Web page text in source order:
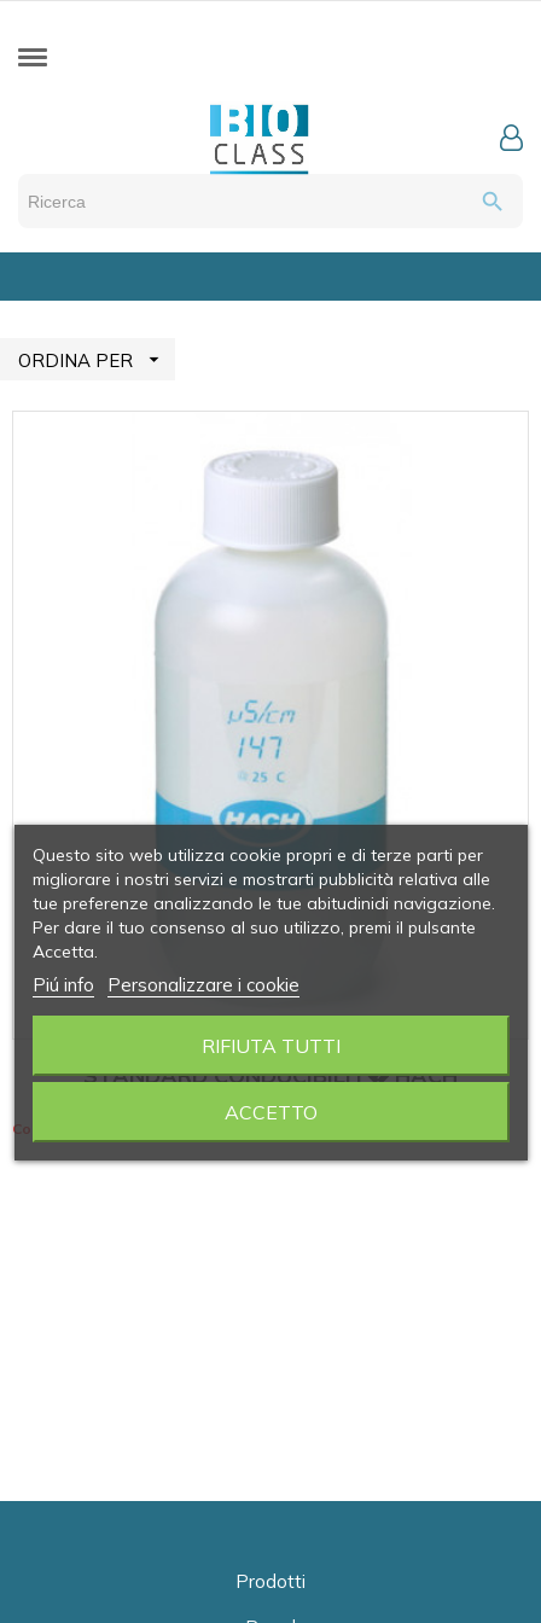
search
ORDINA PER 
STANDARD CONDUCIBILIT� HACH
Contiene 4 articoli
Prodotti
Questo sito web utilizza cookie propri e di terze parti per
migliorare i nostri servizi e mostrarti pubblicità relativa alle
tue preferenze analizzando le tue abitudinidi navigazione.
Per dare il tuo consenso al suo utilizzo, premi il pulsante
Accetta.
Piú info Personalizzare i cookie
RIFIUTA TUTTI
ACCETTO